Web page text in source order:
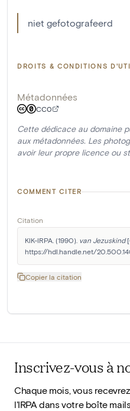
niet gefotografeerd
DROITS & CONDITIONS
Métadonnées
CC0
Cette dédicace au domaine
aux métadonnées. Les
avoir leur propre licence ou
COMMENT CITER
Citation
KIK-IRPA. (1990). van Jezuskind
https://hdl.handle.net/
Copier la citation
Inscrivez-vous à
Chaque mois, vous
l'IRPA dans votre boîte